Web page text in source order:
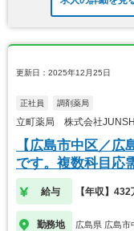
更新日：2025年12月25日
正社員 調剤薬局
立町薬局 株式会社
【広島市中区／
です。複数科目応
給与 【年収】
勤務地 広島県 広島市